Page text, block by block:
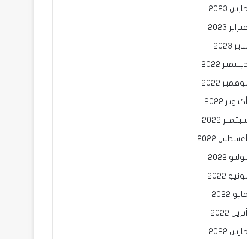
مارس 2023
فبراير 2023
يناير 2023
ديسمبر 2022
نوفمبر 2022
أكتوبر 2022
سبتمبر 2022
أغسطس 2022
يوليو 2022
يونيو 2022
مايو 2022
أبريل 2022
مارس 2022